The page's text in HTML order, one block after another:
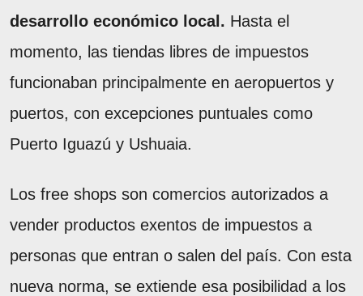
desarrollo económico local. Hasta el
momento, las tiendas libres de impuestos
funcionaban principalmente en aeropuertos y
puertos, con excepciones puntuales como
Puerto Iguazú y Ushuaia.
Los free shops son comercios autorizados a
vender productos exentos de impuestos a
personas que entran o salen del país. Con esta
nueva norma, se extiende esa posibilidad a los